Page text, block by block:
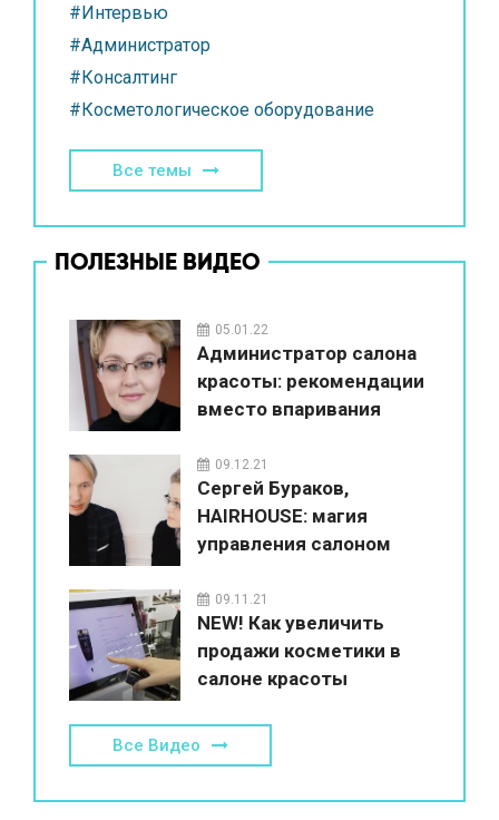
#Интервью
#Администратор
#Консалтинг
#Косметологическое оборудование
Все темы
ПОЛЕЗНЫЕ ВИДЕО
05.01.22
Администратор салона
красоты: рекомендации
вместо впаривания
09.12.21
Сергей Бураков,
HAIRHOUSE: магия
управления салоном
09.11.21
NEW! Как увеличить
продажи косметики в
салоне красоты
Все Видео